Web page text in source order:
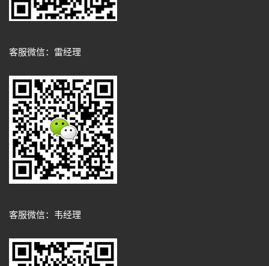
客服微信：雷经理
客服微信：韦经理